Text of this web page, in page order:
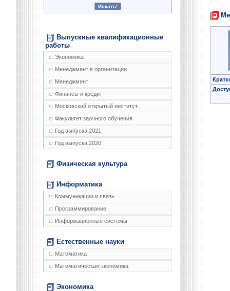
Выпускные квалификационные
работы
Экономика
Менеджмент в организации
Менеджмент
Финансы и кредит
Московский открытый институт
Факультет заочного обучения
Год выпуска 2021
Год выпуска 2020
Физическая культура
Информатика
Коммуникации и связь
Программирование
Информационные системы
Естественные науки
Математика
Математическая экономика
Экономика